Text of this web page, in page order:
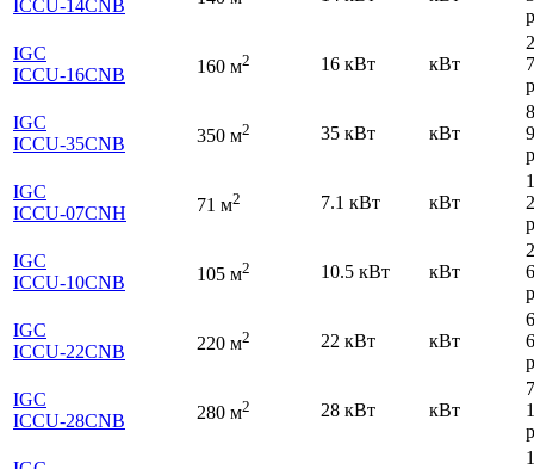
ICCU-14CNB
IGC
ICCU-16CNB
160 м2 16 кВт кВт
IGC
ICCU-35CNB
350 м2 35 кВт кВт
IGC
ICCU-07CNH
71 м2 7.1 кВт кВт
IGC
ICCU-10CNB
105 м2 10.5 кВт кВт
IGC
ICCU-22CNB
220 м2 22 кВт кВт
IGC
ICCU-28CNB
280 м2 28 кВт кВт